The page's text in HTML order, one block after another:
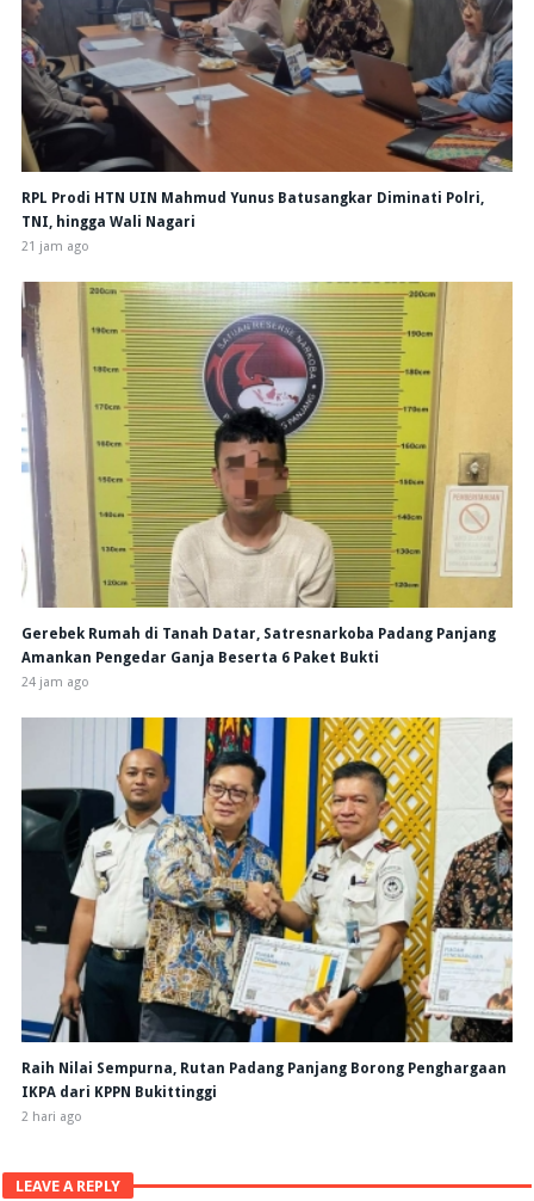
RPL Prodi HTN UIN Mahmud Yunus Batusangkar Diminati Polri,
TNI, hingga Wali Nagari
21 jam ago
Gerebek Rumah di Tanah Datar, Satresnarkoba Padang Panjang
Amankan Pengedar Ganja Beserta 6 Paket Bukti
24 jam ago
Raih Nilai Sempurna, Rutan Padang Panjang Borong Penghargaan
IKPA dari KPPN Bukittinggi
2 hari ago
LEAVE A REPLY